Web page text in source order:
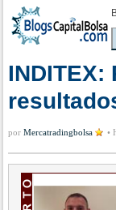
por Mercatradingbolsa •